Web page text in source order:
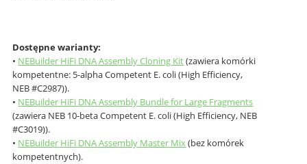
Dostępne warianty:
• NEBuilder HiFi DNA Assembly Cloning Kit(zawiera komórki
kompetentne: 5-alpha Competent E. coli (High Efficiency,
NEB #C2987)).
• NEBuilder HiFi DNA Assembly Bundle for Large Fragments
(zawiera NEB 10-beta Competent E. coli (High Efficiency, NEB
#C3019)).
• NEBuilder HiFi DNA Assembly Master Mix(bez komórek
kompetentnych).